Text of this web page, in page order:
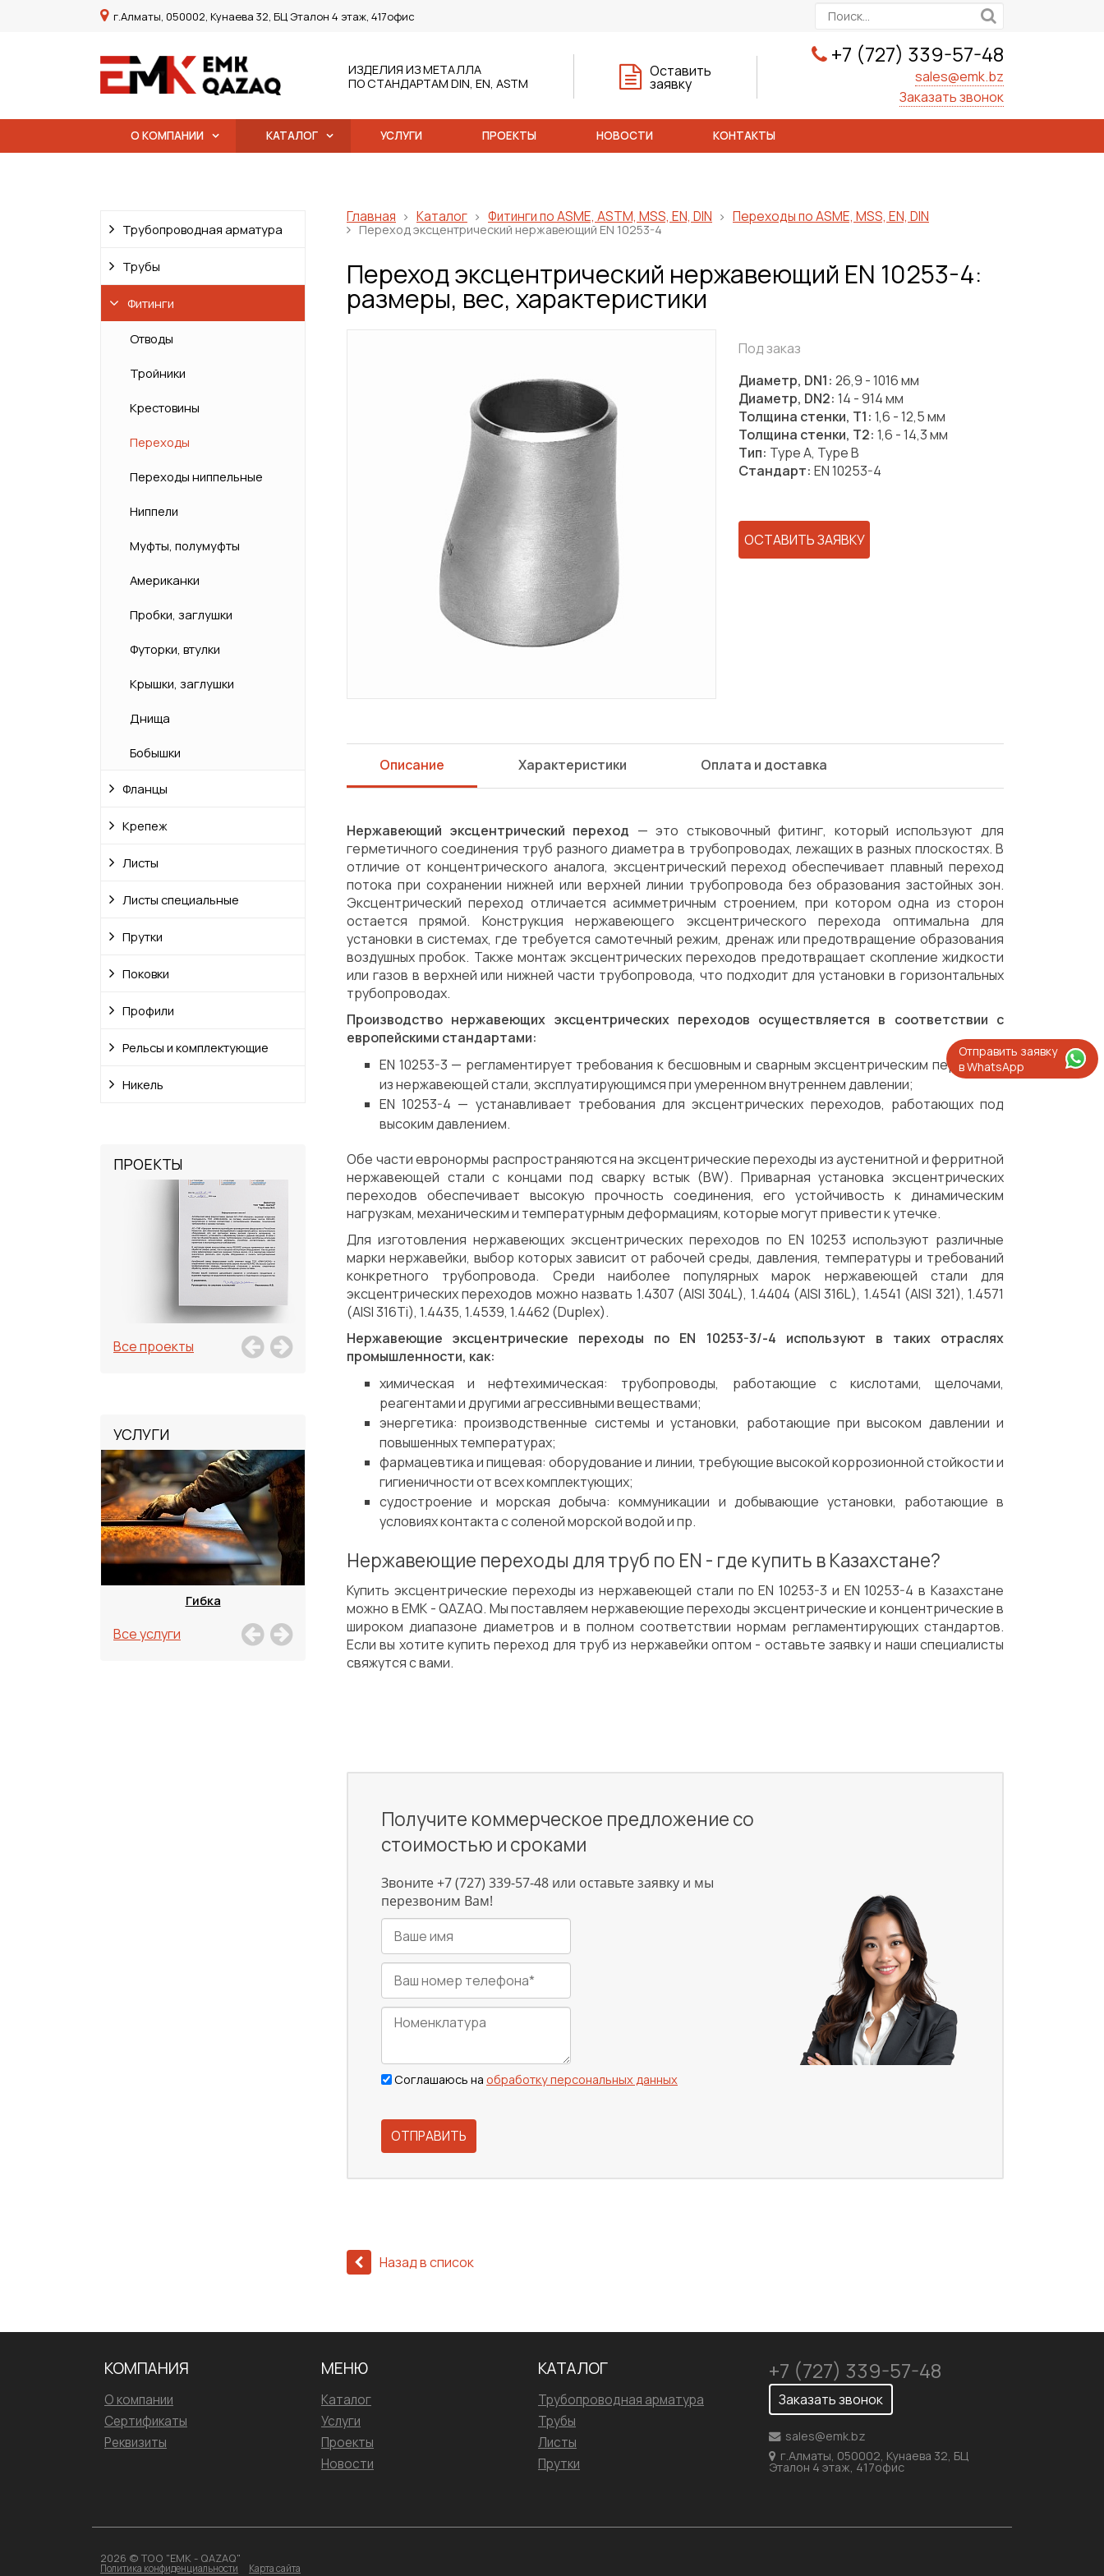
Отправить заявку
в WhatsApp
г.Алматы, 050002, Кунаева 32, БЦ Эталон 4 этаж, 417офис
+7 (727) 339-57-48
sales@emk.bz
Заказать звонок
Оставить
заявку
ИЗДЕЛИЯ ИЗ МЕТАЛЛА
ПО СТАНДАРТАМ DIN, EN, ASTM
О КОМПАНИИ КАТАЛОГ УСЛУГИ ПРОЕКТЫ НОВОСТИ КОНТАКТЫ
Трубопроводная арматура
Трубы
Фитинги
Отводы
Тройники
Крестовины
Переходы
Переходы ниппельные
Ниппели
Муфты, полумуфты
Американки
Пробки, заглушки
Футорки, втулки
Крышки, заглушки
Днища
Бобышки
Фланцы
Крепеж
Листы
Листы специальные
Прутки
Поковки
Профили
Рельсы и комплектующие
Никель
ПРОЕКТЫ
Все проекты
УСЛУГИ
Гибка Сварка Испытания/Сертификация Механическая обработка Доставка
Все услуги
Главная Каталог Фитинги по ASME, ASTM, MSS, EN, DIN Переходы по ASME, MSS, EN, DIN
Переход эксцентрический нержавеющий EN 10253-4
Переход эксцентрический нержавеющий EN 10253-4:
размеры, вес, характеристики
Под заказ
Диаметр, DN1: 26,9 - 1016 мм
Диаметр, DN2: 14 - 914 мм
Толщина стенки, T1: 1,6 - 12,5 мм
Толщина стенки, T2: 1,6 - 14,3 мм
Тип: Type A, Type B
Стандарт: EN 10253-4
ОСТАВИТЬ ЗАЯВКУ
Описание Характеристики Оплата и доставка
Нержавеющий эксцентрический переход — это стыковочный фитинг, который используют для
герметичного соединения труб разного диаметра в трубопроводах, лежащих в разных плоскостях. В
отличие от концентрического аналога, эксцентрический переход обеспечивает плавный переход
потока при сохранении нижней или верхней линии трубопровода без образования застойных зон.
Эксцентрический переход отличается асимметричным строением, при котором одна из сторон
остается прямой. Конструкция нержавеющего эксцентрического перехода оптимальна для
установки в системах, где требуется самотечный режим, дренаж или предотвращение образования
воздушных пробок. Также монтаж эксцентрических переходов предотвращает скопление жидкости
или газов в верхней или нижней части трубопровода, что подходит для установки в горизонтальных
трубопроводах.
Производство нержавеющих эксцентрических переходов осуществляется в соответствии с
европейскими стандартами:
EN 10253-3 — регламентирует требования к бесшовным и сварным эксцентрическим переходам
из нержавеющей стали, эксплуатирующимся при умеренном внутреннем давлении;
EN 10253-4 — устанавливает требования для эксцентрических переходов, работающих под
высоким давлением.
Обе части евронормы распространяются на эксцентрические переходы из аустенитной и ферритной
нержавеющей стали с концами под сварку встык (BW). Приварная установка эксцентрических
переходов обеспечивает высокую прочность соединения, его устойчивость к динамическим
нагрузкам, механическим и температурным деформациям, которые могут привести к утечке.
Для изготовления нержавеющих эксцентрических переходов по EN 10253 используют различные
марки нержавейки, выбор которых зависит от рабочей среды, давления, температуры и требований
конкретного трубопровода. Среди наиболее популярных марок нержавеющей стали для
эксцентрических переходов можно назвать 1.4307 (AISI 304L), 1.4404 (AISI 316L), 1.4541 (AISI 321), 1.4571
(AISI 316Ti), 1.4435, 1.4539, 1.4462 (Duplex).
Нержавеющие эксцентрические переходы по EN 10253-3/-4 используют в таких отраслях
промышленности, как:
химическая и нефтехимическая: трубопроводы, работающие с кислотами, щелочами,
реагентами и другими агрессивными веществами;
энергетика: производственные системы и установки, работающие при высоком давлении и
повышенных температурах;
фармацевтика и пищевая: оборудование и линии, требующие высокой коррозионной стойкости и
гигиеничности от всех комплектующих;
судостроение и морская добыча: коммуникации и добывающие установки, работающие в
условиях контакта с соленой морской водой и пр.
Нержавеющие переходы для труб по EN - где купить в Казахстане?
Купить эксцентрические переходы из нержавеющей стали по EN 10253-3 и EN 10253-4 в Казахстане
можно в ЕМК - QAZAQ. Мы поставляем нержавеющие переходы эксцентрические и концентрические в
широком диапазоне диаметров и в полном соответствии нормам регламентирующих стандартов.
Если вы хотите купить переход для труб из нержавейки оптом - оставьте заявку и наши специалисты
свяжутся с вами.
Получите коммерческое предложение со
стоимостью и сроками
Звоните +7 (727) 339-57-48 или оставьте заявку и мы
перезвоним Вам!
Соглашаюсь на обработку персональных данных
ОТПРАВИТЬ
Назад в список
+7 (727) 339-57-48
Заказать звонок
sales@emk.bz
г.Алматы, 050002, Кунаева 32, БЦ
Эталон 4 этаж, 417офис
КОМПАНИЯ
О компании
Сертификаты
Реквизиты
МЕНЮ
Каталог
Услуги
Проекты
Новости
КАТАЛОГ
Трубопроводная арматура
Трубы
Листы
Прутки
2026 © ТОО "ЕМК - QAZAQ"
Политика конфиденциальности Карта сайта